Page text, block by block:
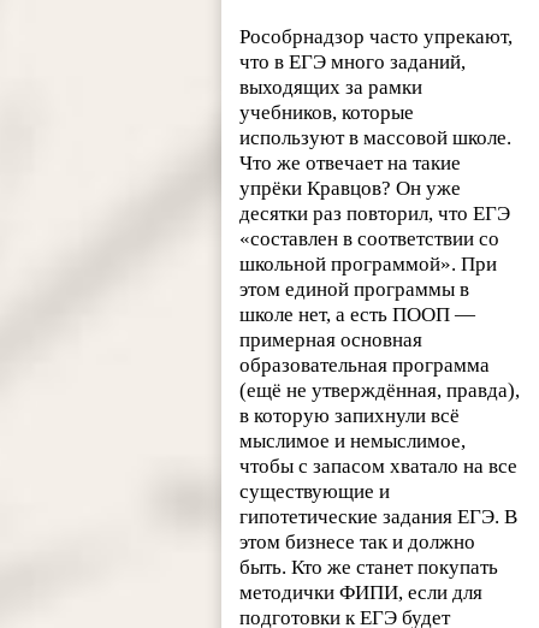
Рособрнадзор часто упрекают,
что в ЕГЭ много заданий,
выходящих за рамки
учебников, которые
используют в массовой школе.
Что же отвечает на такие
упрёки Кравцов? Он уже
десятки раз повторил, что ЕГЭ
«составлен в соответствии со
школьной программой». При
этом единой программы в
школе нет, а есть ПООП —
примерная основная
образовательная программа
(ещё не утверждённая, правда),
в которую запихнули всё
мыслимое и немыслимое,
чтобы с запасом хватало на все
существующие и
гипотетические задания ЕГЭ. В
этом бизнесе так и должно
быть. Кто же станет покупать
методички ФИПИ, если для
подготовки к ЕГЭ будет